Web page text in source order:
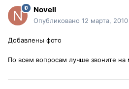
Novell
Опубликовано 12 марта, 2010
Добавлены фото
По всем вопросам лучше звоните на